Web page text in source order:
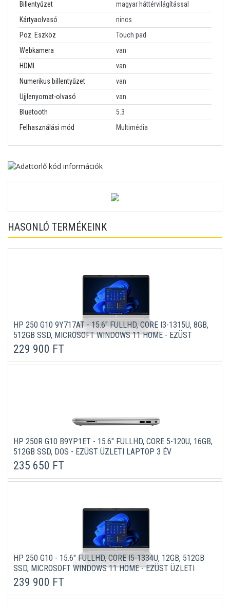
Billentyűzet
magyar háttérvilágítással
Kártyaolvasó
nincs
Poz. Eszköz
Touch pad
Webkamera
van
HDMI
van
Numerikus billentyűzet
van
Ujjlenyomat-olvasó
van
Bluetooth
5.3
Felhasználási mód
Multimédia
HASONLÓ TERMÉKEINK
HP 250 G10 9Y717AT - 15.6" FULLHD, CORE I3-1315U, 8GB,
512GB SSD, MICROSOFT WINDOWS 11 HOME - EZÜST
ÜZLETI LAPTOP 3 ÉV GARANCIÁVAL
229 900 FT
HP 250R G10 B9YP1ET - 15.6" FULLHD, CORE 5-120U, 16GB,
512GB SSD, DOS - EZÜST ÜZLETI LAPTOP 3 ÉV
GARANCIÁVAL
235 650 FT
HP 250 G10 - 15.6" FULLHD, CORE I5-1334U, 12GB, 512GB
SSD, MICROSOFT WINDOWS 11 HOME - EZÜST ÜZLETI
LAPTOP 3 ÉV GARANCIÁVAL (VERZIÓ)
239 900 FT